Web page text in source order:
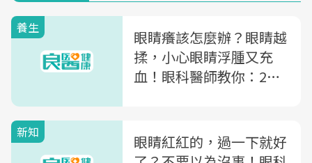
養生
眼睛癢該怎麼辦？眼睛越
揉，小心眼睛浮腫又充
血！眼科醫師教你：2招
新知
眼睛紅紅的，過一下就好